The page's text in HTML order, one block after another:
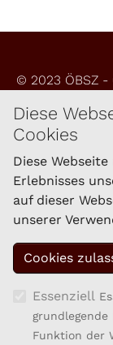
Diese
Cookies
Diese
Erlebnisses
auf dieser
unserer
Essenziell
Funktion der
© 2023 ÖBSZ
Impressum
KONTAKT
Schaf- und
Brixner Straße 1
6020 Innsbruck
Tel.: 059/292-
Fax: 059/292-